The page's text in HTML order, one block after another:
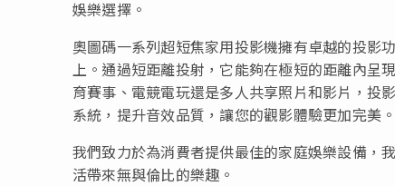
娛樂選擇。
奧圖碼一系列超短焦家用投影機擁有卓越的投影
上。通過短距離投射，它能夠在極短的距離內呈
育賽事、電競電玩還是多人共享照片和影片，投
系統，提升音效品質，讓您的觀影體驗更加完美。
我們致力於為消費者提供最佳的家庭娛樂設備，
活帶來無與倫比的樂趣。